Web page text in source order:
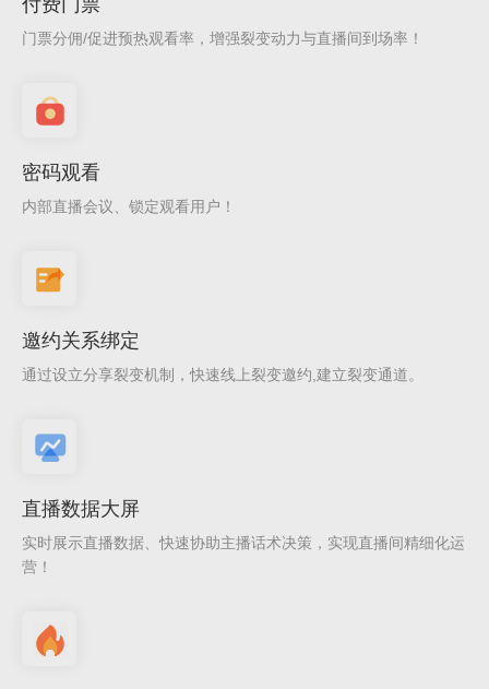
付费门票
门票分佣/促进预热观看率，增强裂变动力与直播间到场率！
密码观看
内部直播会议、锁定观看用户！
邀约关系绑定
通过设立分享裂变机制，快速线上裂变邀约,建立裂变通道。
直播数据大屏
实时展示直播数据、快速协助主播话术决策，实现直播间精细化运
营！